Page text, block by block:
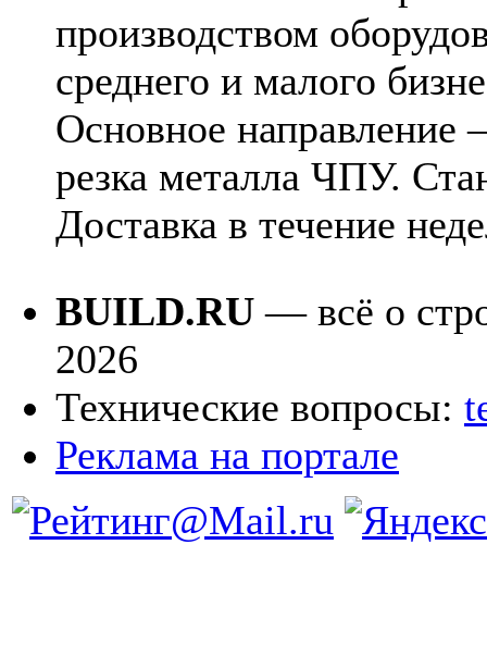
производством
среднего и малого
Основное направление
резка металла ЧПУ.
Доставка в течение
BUILD.RU — всё о
2026
Технические вопросы:
Реклама на портале